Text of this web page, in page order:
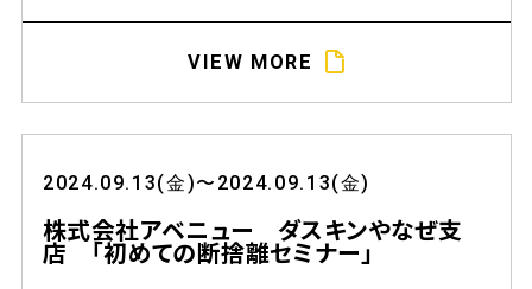
VIEW MORE
2024.09.13(金)〜2024.09.13(金)
株式会社アベニュー ダスキンやなぜ支
店 「初めての断捨離セミナー」